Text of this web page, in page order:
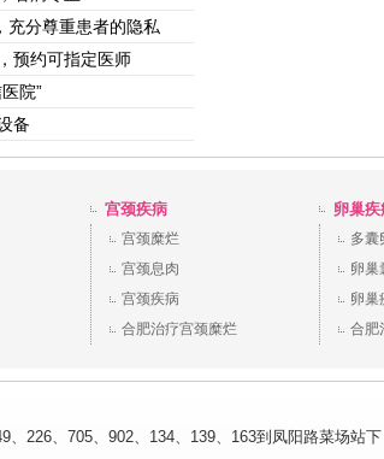
充分尊重患者的隐私
预约可指定医师
院”
备
宫颈疾病
宫颈糜烂
宫颈息肉
宫颈疾病
合肥治疗宫颈糜烂
卵巢疾
多囊
卵巢
卵巢
合肥
、226、705、902、134、139、163到凤阳路菜场站